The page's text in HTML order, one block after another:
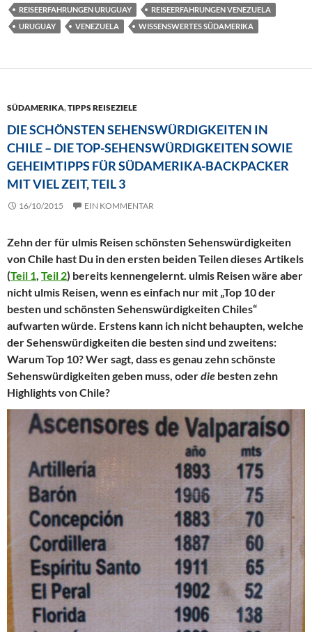
REISEERFAHRUNGEN URUGUAY
REISEERFAHRUNGEN VENEZUELA
URUGUAY
VENEZUELA WISSENSWERTES SÜDAMERIKA
SÜDAMERIKA,TIPPS REISEZIELE
DIE SCHÖNSTEN SEHENSWÜRDIGKEITEN IN
CHILE – DIE TOP-SEHENSWÜRDIGKEITEN SOWIE
GEHEIMTIPPS FÜR SÜDAMERIKA-BACKPACKER
MIT VIEL ZEIT, TEIL 3
16/10/2015 EIN KOMMENTAR
Zehn der für ulmis Reisen schönsten Sehenswürdigkeiten
von Chile hast Du in den ersten beiden Teilen dieses Artikels
(Teil 1, Teil 2) bereits kennengelernt. ulmis Reisen wäre aber
nicht ulmis Reisen, wenn es einfach nur mit „Top 10 der
besten und schönsten Sehenswürdigkeiten Chiles“
aufwarten würde. Erstens kann ich nicht behaupten, welche
der Sehenswürdigkeiten die besten sind und zweitens:
Warum Top 10? Wer sagt, dass es genau zehn schönste
Sehenswürdigkeiten geben muss, oderdie besten zehn
Highlights von Chile?